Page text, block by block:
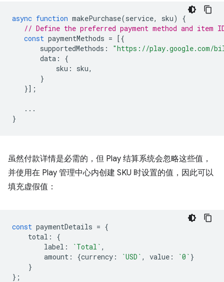
async function makePurchase(service, sku)
{
// Define the preferred payment method and item
const paymentMethods = [{
supportedMethods :
"https://play.google.com/
data :
{
sku : sku,
}
}];
...
}
虽然付款详情是必需的，但 Play 结算系统会忽略这些值，
并使用在 Play 管理中心内创建 SKU 时设置的值，因此可以
填充虚假值：
const paymentDetails = {
total :
{
label : `Total` ,
amount : {currency : `USD` , value : `0` }
}
};